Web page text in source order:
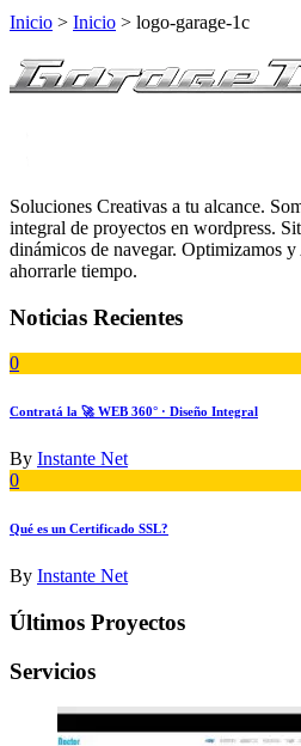
Inicio > Inicio > logo-garage-1c
Soluciones Creativas a tu alcance.
integral de proyectos en wordpress.
dinámicos de navegar. Optimizamos
ahorrarle tiempo.
Noticias Recientes
0
Contratá la 🚀 WEB 360° · Diseño Integral
By Instante Net
0
Qué es un Certificado SSL?
By Instante Net
Últimos Proyectos
Servicios